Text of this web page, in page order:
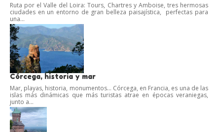
Ruta por el Valle del Loira: Tours, Chartres y Amboise, tres hermosas
ciudades en un entorno de gran belleza paisajística, perfectas para
una...
Córcega, historia y mar
Mar, playas, historia, monumentos… Córcega, en Francia, es una de las
islas más dinámicas que más turistas atrae en épocas veraniegas,
junto a...